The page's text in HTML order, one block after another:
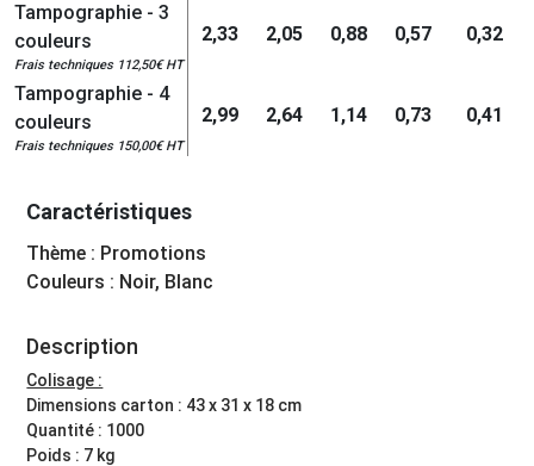
Tampographie - 3
couleurs
Frais techniques 112,50€ HT
2,33 2,05 0,88 0,57 0,32
Tampographie - 4
couleurs
Frais techniques 150,00€ HT
2,99 2,64 1,14 0,73 0,41
Caractéristiques
Thème : Promotions
Couleurs : Noir, Blanc
Description
Colisage :
Dimensions carton : 43 x 31 x 18 cm
Quantité : 1000
Poids : 7 kg